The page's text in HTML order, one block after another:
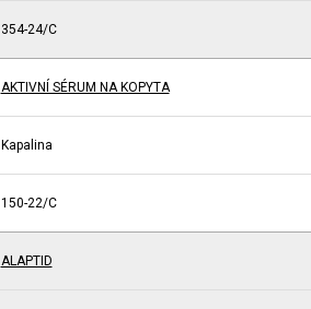
354-24/C
AKTIVNÍ SÉRUM NA KOPYTA
Kapalina
150-22/C
ALAPTID